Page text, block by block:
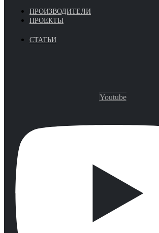
ПРОИЗВОДИТЕЛИ
ПРОЕКТЫ
СТАТЬИ
Youtube